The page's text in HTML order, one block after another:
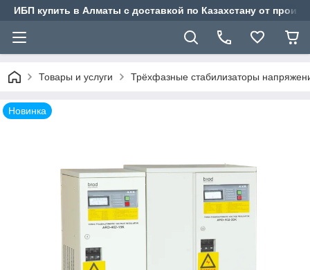
ИБП купить в Алматы с доставкой по Казахстану от
Товары и услуги Трёхфазные стабилизаторы
Новинка